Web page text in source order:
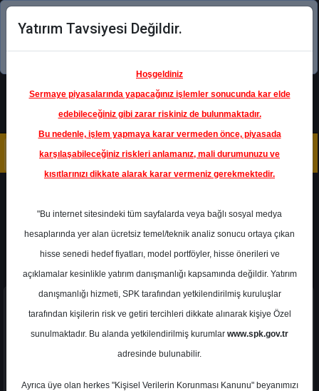
Şimdi uygulamayı indirin!
Bu hisse katılım endeksine uygun değildir.
Yatırım Tavsiyesi Değildir.
Hoşgeldiniz
Sermaye piyasalarında yapacağınız işlemler sonucunda kar elde
edebileceğiniz gibi zarar riskiniz de bulunmaktadır.
Bu nedenle, işlem yapmaya karar vermeden önce, piyasada
karşılaşabileceğiniz riskleri anlamanız, mali durumunuzu ve
kısıtlarınızı dikkate alarak karar vermeniz gerekmektedir.
"Bu internet sitesindeki tüm sayfalarda veya bağlı sosyal medya
hesaplarında yer alan ücretsiz temel/teknik analiz sonucu ortaya çıkan
hisse senedi hedef fiyatları, model portföyler, hisse önerileri ve
açıklamalar kesinlikle yatırım danışmanlığı kapsamında değildir. Yatırım
danışmanlığı hizmeti, SPK tarafından yetkilendirilmiş kuruluşlar
tarafından kişilerin risk ve getiri tercihleri dikkate alınarak kişiye Özel
sunulmaktadır. Bu alanda yetkilendirilmiş kurumlar www.spk.gov.tr
adresinde bulunabilir.
Ayrıca üye olan herkes "Kişisel Verilerin Korunması Kanunu" beyanımızı